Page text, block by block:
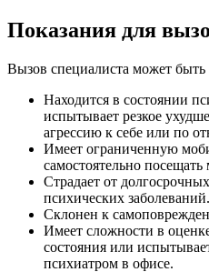
Показания для
Вызов специалиста может
Находится в состоянии
испытывает резкое
агрессию к себе или по
Имеет ограниченную
самостоятельно
Страдает от
психических заболеваний.
Склонен к
Имеет сложности в
состояния или
психиатром в офисе.